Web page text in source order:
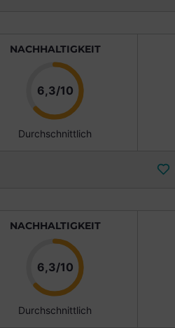
NACHHALTIGKEIT
6,3/10Punkte
Durchschnittlich
NACHHALTIGKEIT
6,3/10Punkte
Durchschnittlich